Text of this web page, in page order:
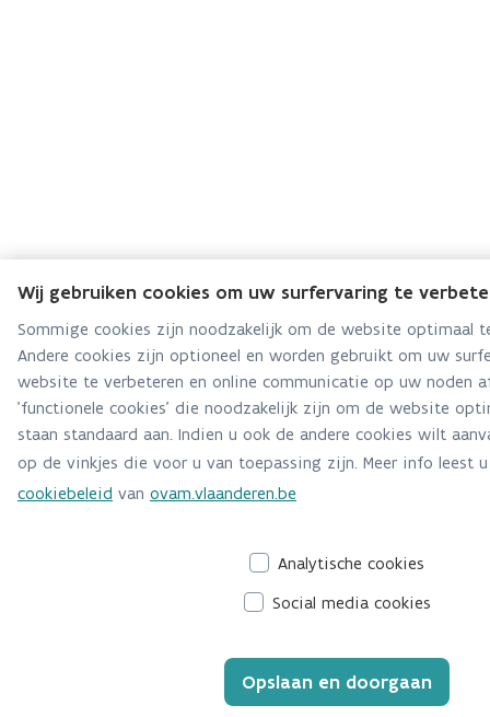
Wij gebruiken cookies om uw surfervaring te
Sommige cookies zijn noodzakelijk om de website optimaal
Andere cookies zijn optioneel en worden gebruikt om uw
website te verbeteren en online communicatie op uw noden
'functionele cookies' die noodzakelijk zijn om de website
staan standaard aan. Indien u ook de andere cookies wilt
op de vinkjes die voor u van toepassing zijn. Meer info leest
cookiebeleid van ovam.vlaanderen.be
Analytische cookies
Social media cookies
Opslaan en doorgaan